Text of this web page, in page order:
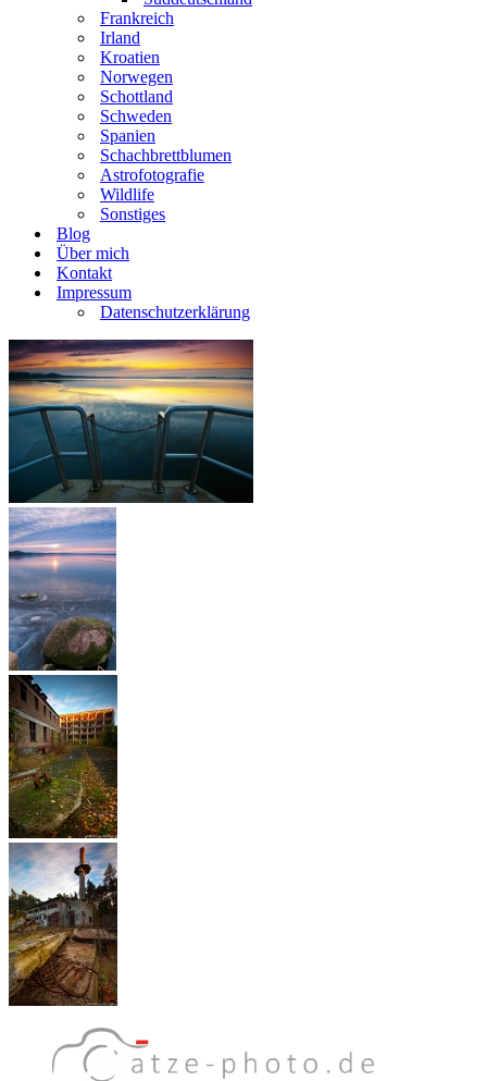
Frankreich
Irland
Kroatien
Norwegen
Schottland
Schweden
Spanien
Schachbrettblumen
Astrofotografie
Wildlife
Sonstiges
Blog
Über mich
Kontakt
Impressum
Datenschutzerklärung